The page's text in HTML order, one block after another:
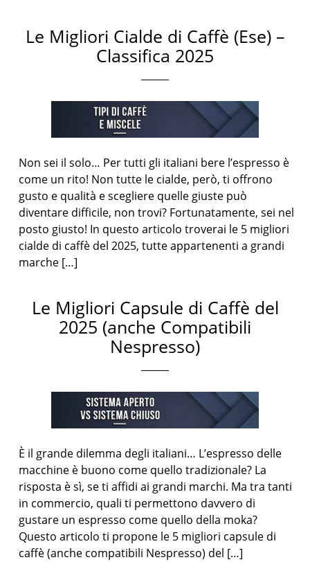
Le Migliori Cialde di Caffè (Ese) –
Classifica 2025
Non sei il solo… Per tutti gli italiani bere l’espresso è
come un rito! Non tutte le cialde, però, ti offrono
gusto e qualità e scegliere quelle giuste può
diventare difficile, non trovi? Fortunatamente, sei nel
posto giusto! In questo articolo troverai le 5 migliori
cialde di caffè del 2025, tutte appartenenti a grandi
marche […]
Le Migliori Capsule di Caffè del
2025 (anche Compatibili
Nespresso)
È il grande dilemma degli italiani… L’espresso delle
macchine è buono come quello tradizionale? La
risposta è sì, se ti affidi ai grandi marchi. Ma tra tanti
in commercio, quali ti permettono davvero di
gustare un espresso come quello della moka?
Questo articolo ti propone le 5 migliori capsule di
caffè (anche compatibili Nespresso) del […]